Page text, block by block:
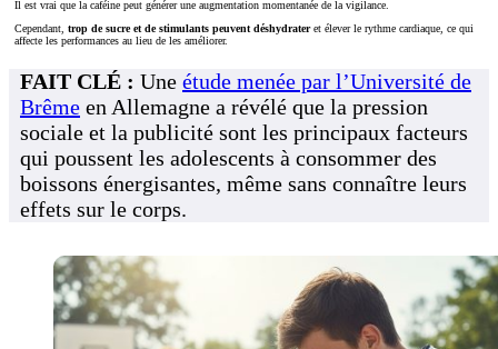
Il est vrai que la caféine peut générer une augmentation momentanée de la vigilance.
Cependant, trop de sucre et de stimulants peuvent déshydrateret élever le rythme cardiaque, ce qui
affecte les performances au lieu de les améliorer.
FAIT CLÉ : Une étude menée par l’Université de
Brême en Allemagne a révélé que la pression
sociale et la publicité sont les principaux facteurs
qui poussent les adolescents à consommer des
boissons énergisantes, même sans connaître leurs
effets sur le corps.